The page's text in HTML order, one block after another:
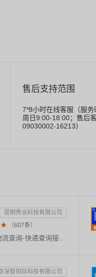
售后支持范围
7*8小时在线客服（服务
周日9:00-18:00；售后
09030002-16213）
昆明秀派科技有限公司
 （607条）
10年老店！快递查询-快递物流查询-快递查询接口-物流查询-快递单号查询-快递物流单号查询-快递信息查询-单号自动识别，支持国内外1500多家快递物流公司，覆盖顺丰、韵达、中通、申通、圆通、邮政、DHL、UPS、宅急送、德邦、百世、安捷、速通、天天、京东、EMS等快递公司物流查询，与官网同步更新数据，及时提供物流最新状态。【注：中通/顺丰/跨越查询，需上传手机号后4位！
深智恒际科技有限公司